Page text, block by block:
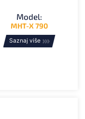
Model:
MHT-X 790
Saznaj više